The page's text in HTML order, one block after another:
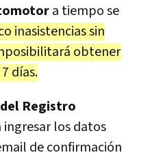
a tiempo se
inasistencias sin
obtener
días.
Registro
ingresar los datos
de confirmación